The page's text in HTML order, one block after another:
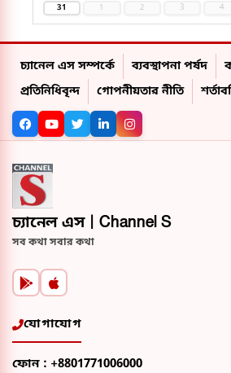
31
1 2 3 4
চ্যানেল এস সম্পর্কে ব্যবস্থাপনা পর্ষদ
প্রতিনিধিবৃন্দ
গোপনীয়তার নীতি
চ্যানেল এস | Channel S
সব কথা সবার কথা
যোগাযোগ
ফোন : +8801771006000